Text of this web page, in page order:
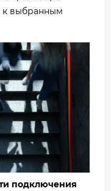
выбранным
подключения